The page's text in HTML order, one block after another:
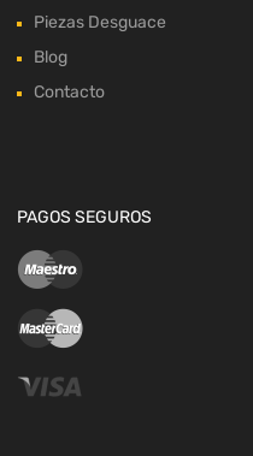
Piezas Desguace
Blog
Contacto
PAGOS SEGUROS